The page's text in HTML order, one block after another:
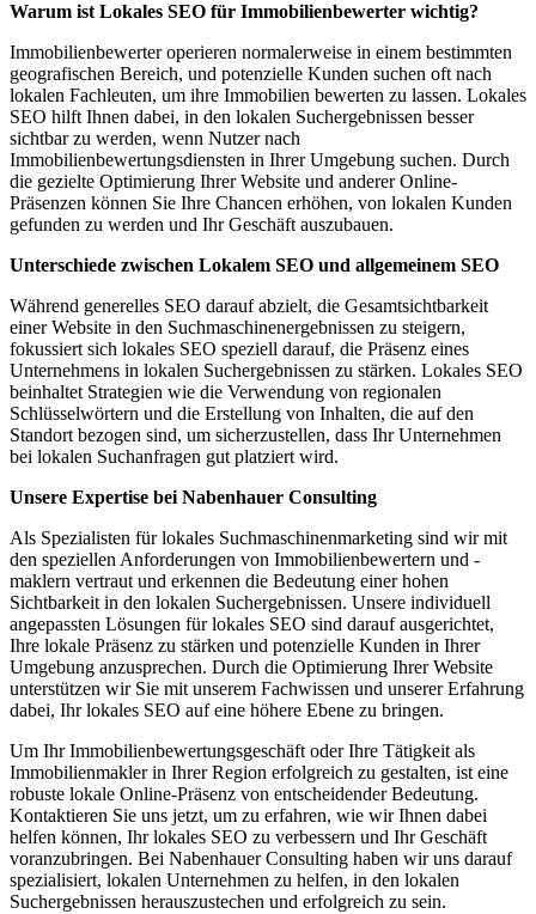
Warum ist Lokales SEO für Immobilienbewerter wichtig?
Immobilienbewerter operieren normalerweise in einem bestimmten
geografischen Bereich, und potenzielle Kunden suchen oft nach
lokalen Fachleuten, um ihre Immobilien bewerten zu lassen. Lokales
SEO hilft Ihnen dabei, in den lokalen Suchergebnissen besser
sichtbar zu werden, wenn Nutzer nach
Immobilienbewertungsdiensten in Ihrer Umgebung suchen. Durch
die gezielte Optimierung Ihrer Website und anderer Online-
Präsenzen können Sie Ihre Chancen erhöhen, von lokalen Kunden
gefunden zu werden und Ihr Geschäft auszubauen.
Unterschiede zwischen Lokalem SEO und allgemeinem SEO
Während generelles SEO darauf abzielt, die Gesamtsichtbarkeit
einer Website in den Suchmaschinenergebnissen zu steigern,
fokussiert sich lokales SEO speziell darauf, die Präsenz eines
Unternehmens in lokalen Suchergebnissen zu stärken. Lokales SEO
beinhaltet Strategien wie die Verwendung von regionalen
Schlüsselwörtern und die Erstellung von Inhalten, die auf den
Standort bezogen sind, um sicherzustellen, dass Ihr Unternehmen
bei lokalen Suchanfragen gut platziert wird.
Unsere Expertise bei Nabenhauer Consulting
Als Spezialisten für lokales Suchmaschinenmarketing sind wir mit
den speziellen Anforderungen von Immobilienbewertern und -
maklern vertraut und erkennen die Bedeutung einer hohen
Sichtbarkeit in den lokalen Suchergebnissen. Unsere individuell
angepassten Lösungen für lokales SEO sind darauf ausgerichtet,
Ihre lokale Präsenz zu stärken und potenzielle Kunden in Ihrer
Umgebung anzusprechen. Durch die Optimierung Ihrer Website
unterstützen wir Sie mit unserem Fachwissen und unserer Erfahrung
dabei, Ihr lokales SEO auf eine höhere Ebene zu bringen.
Um Ihr Immobilienbewertungsgeschäft oder Ihre Tätigkeit als
Immobilienmakler in Ihrer Region erfolgreich zu gestalten, ist eine
robuste lokale Online-Präsenz von entscheidender Bedeutung.
Kontaktieren Sie uns jetzt, um zu erfahren, wie wir Ihnen dabei
helfen können, Ihr lokales SEO zu verbessern und Ihr Geschäft
voranzubringen. Bei Nabenhauer Consulting haben wir uns darauf
spezialisiert, lokalen Unternehmen zu helfen, in den lokalen
Suchergebnissen herauszustechen und erfolgreich zu sein.